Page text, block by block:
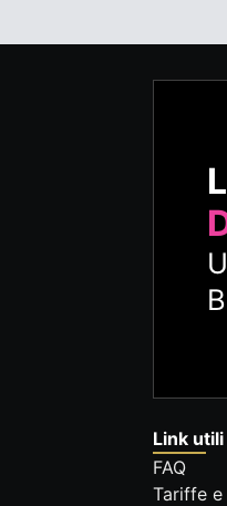
Link utili
FAQ
Tariffe